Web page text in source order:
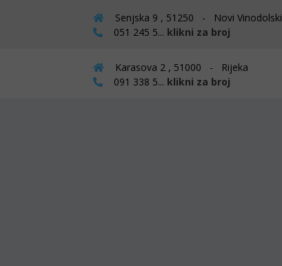
Senjska 9 , 51250 - Novi Vinodolski
051 245 5... klikni za broj
Karasova 2 , 51000 - Rijeka
091 338 5... klikni za broj